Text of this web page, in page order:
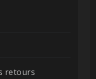
retours